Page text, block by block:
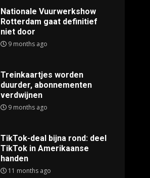
Nationale Vuurwerkshow
Rotterdam gaat definitief
niet door
9 months ago
Treinkaartjes worden
duurder, abonnementen
verdwijnen
9 months ago
TikTok-deal bijna rond: deel
TikTok in Amerikaanse
handen
11 months ago